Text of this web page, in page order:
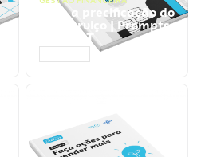
Faça a precificação do
seu serviço | Prompts
ChatGPT